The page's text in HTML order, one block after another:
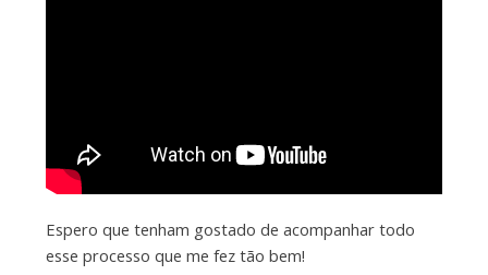
Espero que tenham gostado de acompanhar todo
esse processo que me fez tão bem!